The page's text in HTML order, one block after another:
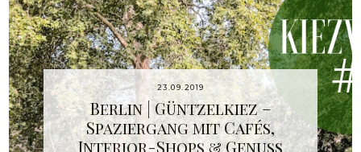
23.09.2019
Berlin | Güntzelkiez –
Spaziergang mit Cafés,
Interior-Shops & Genuss